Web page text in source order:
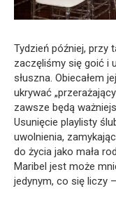
Tydzień później, przy
zaczęliśmy się goić i
słuszna. Obiecałem
ukrywać
zawsze będą
Usunięcie playlisty
uwolnienia,
do życia jako mała
Maribel jest może
jedynym, co się liczy